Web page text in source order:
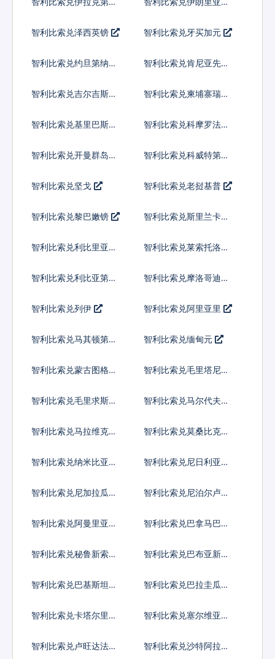
智利比索兑泽西英镑 智利比索兑牙买加元
智利比索兑约旦第纳尔 智利比索兑肯尼亚先令
智利比索兑吉尔吉斯斯
智利比索兑柬埔寨瑞尔
智利比索兑基里巴斯元 智利比索兑科摩罗法郎
智利比索兑开曼群岛元
智利比索兑科威特第纳
智利比索兑坚戈 智利比索兑老挝基普
智利比索兑黎巴嫩镑
智利比索兑斯里兰卡卢
智利比索兑利比里亚元 智利比索兑莱索托洛蒂
智利比索兑利比亚第纳
智利比索兑摩洛哥迪拉
智利比索兑列伊 智利比索兑阿里亚里
智利比索兑马其顿第纳
智利比索兑缅甸元
智利比索兑蒙古图格里
智利比索兑毛里塔尼亚
智利比索兑毛里求斯卢
智利比索兑马尔代夫拉
智利比索兑马拉维克瓦
智利比索兑莫桑比克梅
智利比索兑纳米比亚元
智利比索兑尼日利亚奈
智利比索兑尼加拉瓜科
智利比索兑尼泊尔卢比
智利比索兑阿曼里亚尔
智利比索兑巴拿马巴波
智利比索兑秘鲁新索尔
智利比索兑巴布亚新几
智利比索兑巴基斯坦卢
智利比索兑巴拉圭瓜拉
智利比索兑卡塔尔里亚
智利比索兑塞尔维亚第
智利比索兑卢旺达法郎 智利比索兑沙特阿拉伯